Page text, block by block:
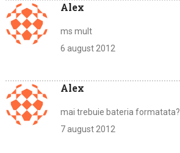
Alex
ms mult
6 august 2012
Alex
mai trebuie bateria formatata?
7 august 2012